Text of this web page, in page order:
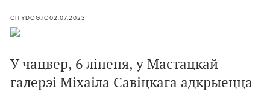
CITYDOG.IO02.07.2023
У чацвер, 6 ліпеня, у Мастацкай
галерэі Міхаіла Савіцкага адкрыецца